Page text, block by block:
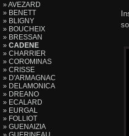
» AVEZARD
» BENETT
» BLIGNY
» BOUCHEIX
» BRESSAN
» CADENE
» CHARRIER
» COROMINAS
» CRISSE
» D'ARMAGNAC
» DELAMONICA
» DREANO
» ECALARD
» EURGAL
» FOLLIOT
» GUENAIZIA